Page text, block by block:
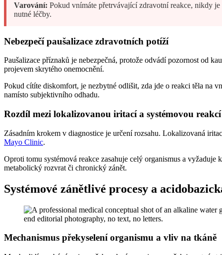
Varování: Pokud vnímáte přetrvávající zdravotní reakce, nikdy je
nutné léčby.
Nebezpečí paušalizace zdravotních potíží
Paušalizace příznaků je nebezpečná, protože odvádí pozornost od
projevem skrytého onemocnění.
Pokud cítíte diskomfort, je nezbytné odlišit, zda jde o reakci těla na
namísto subjektivního odhadu.
Rozdíl mezi lokalizovanou iritací a systémovou reakcí
Zásadním krokem v diagnostice je určení rozsahu. Lokalizovaná
Mayo Clinic.
Oproti tomu systémová reakce zasahuje celý organismus a
metabolický rozvrat či chronický zánět.
Systémové zánětlivé procesy a
Mechanismus překyselení organismu a vliv na tkáně